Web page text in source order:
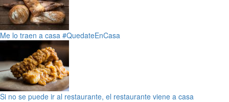
Me lo traen a casa #QuedateEnCasa
Si no se puede ir al restaurante, el restaurante viene a casa